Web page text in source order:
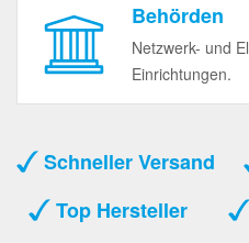
Behörden
Netzwerk- und
Einrichtungen.
Schneller Versand
Top Hersteller